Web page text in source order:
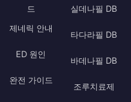
드
제네릭 안내
ED 원인
완전 가이드
실데나필 DB
타다라필 DB
바데나필 DB
조루치료제